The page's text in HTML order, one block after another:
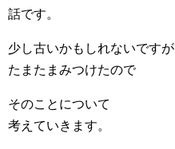
話です。
少し古いかもしれないですが
たまたまみつけたので
そのことについて
考えていきます。